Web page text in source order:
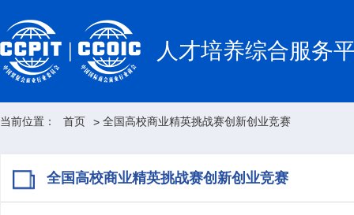
人才培养综合服务
当前位置： 首页 > 全国高校商业精英挑战赛创新创业竞赛
全国高校商业精英挑战赛创新创业竞赛